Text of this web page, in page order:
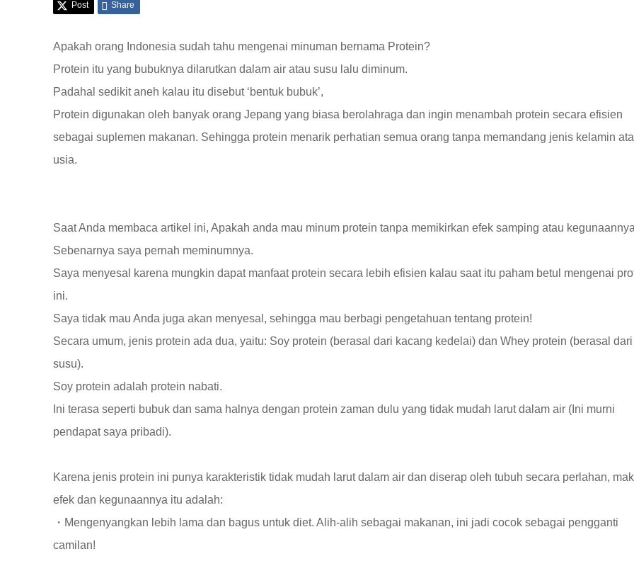
Post Share
Apakah orang Indonesia sudah tahu mengenai minuman bernama Protein?
Protein itu yang bubuknya dilarutkan dalam air atau susu lalu diminum.
Padahal sedikit aneh kalau itu disebut ‘bentuk bubuk’,
Protein digunakan oleh banyak orang Jepang yang biasa berolahraga dan ingin menambah protein secara efisien
sebagai suplemen makanan. Sehingga protein menarik perhatian semua orang tanpa memandang jenis kelamin
usia.
Saat Anda membaca artikel ini, Apakah anda mau minum protein tanpa memikirkan efek samping atau
Sebenarnya saya pernah meminumnya.
Saya menyesal karena mungkin dapat manfaat protein secara lebih efisien kalau saat itu paham betul mengenai
ini.
Saya tidak mau Anda juga akan menyesal, sehingga mau berbagi pengetahuan tentang protein!
Secara umum, jenis protein ada dua, yaitu: Soy protein (berasal dari kacang kedelai) dan Whey protein (berasal dari
susu).
Soy protein adalah protein nabati.
Ini terasa seperti bubuk dan sama halnya dengan protein zaman dulu yang tidak mudah larut dalam air (Ini murni
pendapat saya pribadi).
Karena jenis protein ini punya karakteristik tidak mudah larut dalam air dan diserap oleh tubuh secara perlahan,
efek dan kegunaannya itu adalah:
・Mengenyangkan lebih lama dan bagus untuk diet. Alih-alih sebagai makanan, ini jadi cocok sebagai pengganti
camilan!